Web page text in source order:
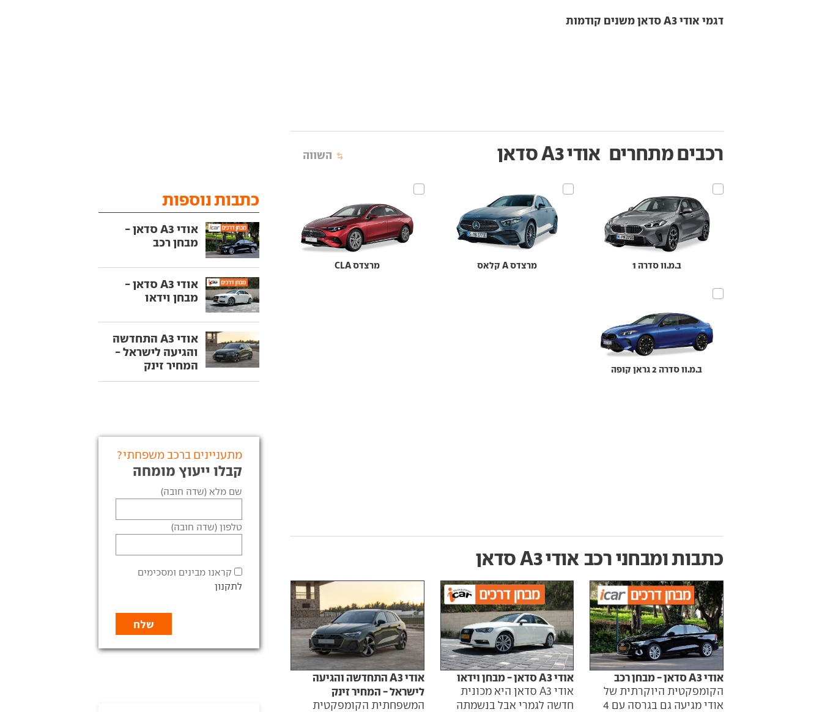
דגמי אודי A3 סדאן משנים קודמות
רכבים מתחרים אודי A3 סדאן השווה
ב.מ.וו סדרה 1 מרצדס A קלאס מרצדס CLA
ב.מ.וו סדרה 2 גראן קופה
כתבות ומבחני רכב אודי A3 סדאן
אודי A3 סדאן - מבחן רכב
הקומפקטית היוקרתית של
אודי מגיעה גם בגרסה עם 4
אודי A3 סדאן - מבחן וידאו
אודי A3 סדאן היא מכונית
חדשה לגמרי אבל בנשמתה
אודי A3 התחדשה והגיעה
לישראל - המחיר זינק
המשפחתית הקומפקטית
כתבות נוספות
אודי A3 סדאן -
מבחן רכב
אודי A3 סדאן -
מבחן וידאו
אודי A3 התחדשה
והגיעה לישראל -
המחיר זינק
מתעניינים ברכב משפחתי?
קבלו ייעוץ מומחה
שם מלא (שדה חובה)
טלפון (שדה חובה)
קראנו מבינים ומסכימים
לתקנון